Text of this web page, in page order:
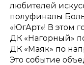
любителей
полуфиналы
«ЮгАрт»! В этом
ДК «Нагорный»
ДК «Маяк» по
Это событие